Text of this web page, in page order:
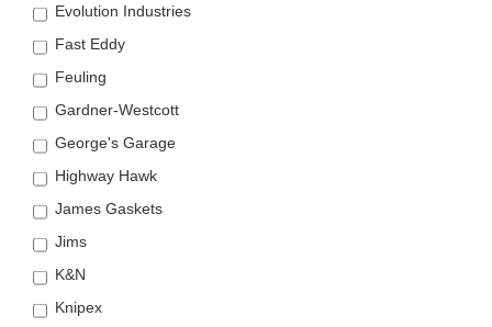
Evolution Industries
Fast Eddy
Feuling
Gardner-Westcott
George's Garage
Highway Hawk
James Gaskets
Jims
K&N
Knipex